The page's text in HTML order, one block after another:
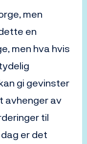
men
en
men hva hvis
gi gevinster
avhenger av
til
er det